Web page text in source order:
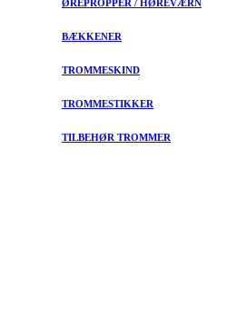
ØREPROPPER / HØREVÆRN
BÆKKENER
TROMMESKIND
TROMMESTIKKER
TILBEHØR TROMMER